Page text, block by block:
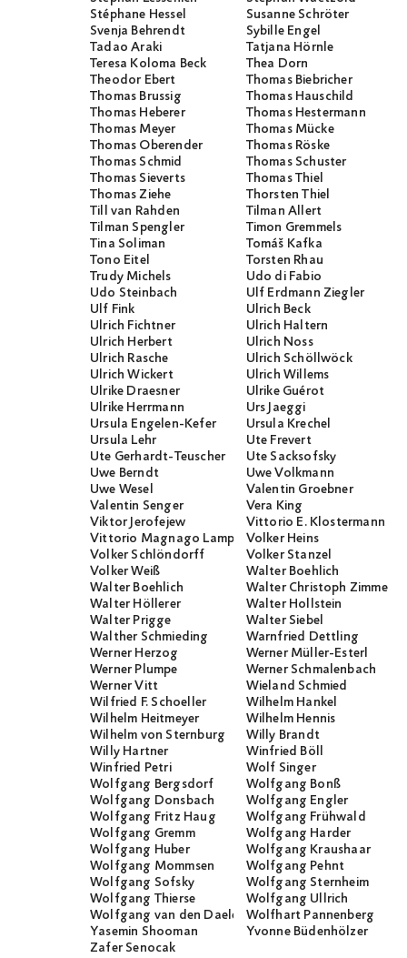
Stéphane Hessel
Susanne Schröter
Svenja Behrendt
Sybille Engel
Tadao Araki
Tatjana Hörnle
Teresa Koloma Beck
Thea Dorn
Theodor Ebert
Thomas Biebricher
Thomas Brussig
Thomas Hauschild
Thomas Heberer
Thomas Hestermann
Thomas Meyer
Thomas Mücke
Thomas Oberender
Thomas Röske
Thomas Schmid
Thomas Schuster
Thomas Sieverts
Thomas Thiel
Thomas Ziehe
Thorsten Thiel
Till van Rahden
Tilman Allert
Tilman Spengler
Timon Gremmels
Tina Soliman
Tomáš Kafka
Tono Eitel
Torsten Rhau
Trudy Michels
Udo di Fabio
Udo Steinbach
Ulf Erdmann Ziegler
Ulf Fink
Ulrich Beck
Ulrich Fichtner
Ulrich Haltern
Ulrich Herbert
Ulrich Noss
Ulrich Rasche
Ulrich Schöllwöck
Ulrich Wickert
Ulrich Willems
Ulrike Draesner
Ulrike Guérot
Ulrike Herrmann
Urs Jaeggi
Ursula Engelen-Kefer
Ursula Krechel
Ursula Lehr
Ute Frevert
Ute Gerhardt-Teuscher
Ute Sacksofsky
Uwe Berndt
Uwe Volkmann
Uwe Wesel
Valentin Groebner
Valentin Senger
Vera King
Viktor Jerofejew
Vittorio E. Klostermann
Vittorio Magnago LampugnaniVolker Heins
Volker Schlöndorff
Volker Stanzel
Volker Weiß
Walter Boehlich
Walter Boehlich
Walter Christoph Zimmerli
Walter Höllerer
Walter Hollstein
Walter Prigge
Walter Siebel
Walther Schmieding
Warnfried Dettling
Werner Herzog
Werner Müller-Esterl
Werner Plumpe
Werner Schmalenbach
Werner Vitt
Wieland Schmied
Wilfried F. Schoeller
Wilhelm Hankel
Wilhelm Heitmeyer
Wilhelm Hennis
Wilhelm von Sternburg
Willy Brandt
Willy Hartner
Winfried Böll
Winfried Petri
Wolf Singer
Wolfgang Bergsdorf
Wolfgang Bonß
Wolfgang Donsbach
Wolfgang Engler
Wolfgang Fritz Haug
Wolfgang Frühwald
Wolfgang Gremm
Wolfgang Harder
Wolfgang Huber
Wolfgang Kraushaar
Wolfgang Mommsen
Wolfgang Pehnt
Wolfgang Sofsky
Wolfgang Sternheim
Wolfgang Thierse
Wolfgang Ullrich
Wolfgang van den Daele
Wolfhart Pannenberg
Yasemin Shooman
Yvonne Büdenhölzer
Zafer Senocak